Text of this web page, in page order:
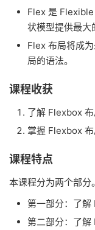
Flex 是 Flexible
状模型提供最大
Flex 布局将成
局的语法。
课程收获
了解 Flexbox 布
掌握 Flexbox 布
课程特点
本课程分为两个部分。
第一部分：了解
第二部分：了解